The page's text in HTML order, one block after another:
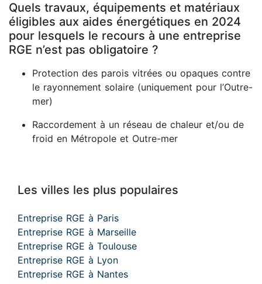
Quels travaux, équipements et matériaux
éligibles aux aides énergétiques en 2024
pour lesquels le recours à une entreprise
RGE n’est pas obligatoire ?
Protection des parois vitrées ou opaques contre
le rayonnement solaire (uniquement pour l’Outre-
mer)
Raccordement à un réseau de chaleur et/ou de
froid en Métropole et Outre-mer
Les villes les plus populaires
Entreprise RGE à Paris
Entreprise RGE à Marseille
Entreprise RGE à Toulouse
Entreprise RGE à Lyon
Entreprise RGE à Nantes